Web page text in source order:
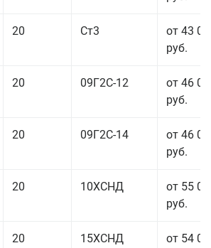
20 Ст3
от 43
руб.
20 09Г2С-12
от 46
руб.
20 09Г2С-14
от 46
руб.
20 10ХСНД
от 55
руб.
20 15ХСНД
от 54